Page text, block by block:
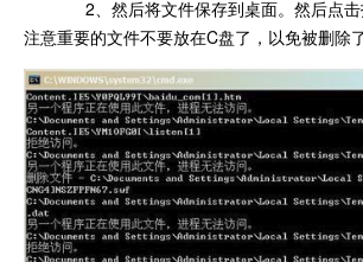
2、然后将文件保存到桌面。然后点击
注意重要的文件不要放在C盘了，以免被删除